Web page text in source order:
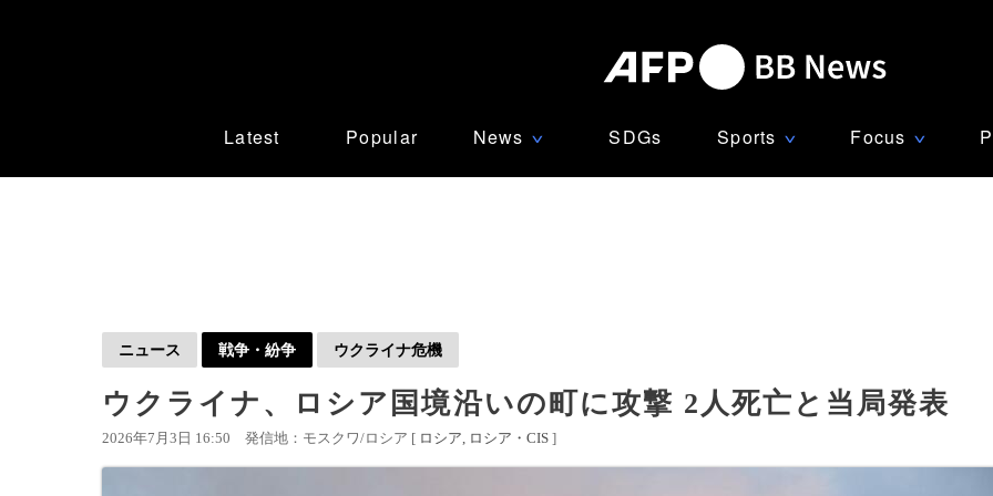
Latest Popular News ∨ SDGs Sports ∨ Focus ∨
ニュース 戦争・紛争 ウクライナ危機
ウクライナ、ロシア国境沿いの町に攻撃 2人死亡と当局発表
2026年7月3日 16:50 発信地：モスクワ/ロシア [ ロシア ロシア・CIS ]